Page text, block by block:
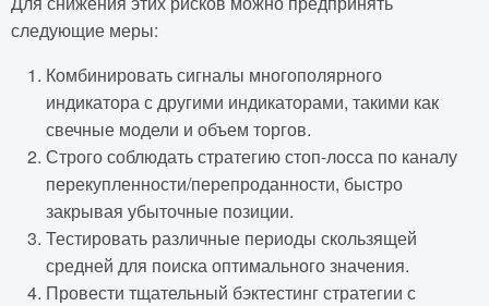
следующие меры:
Комбинировать сигналы многополярного
индикатора с другими индикаторами, такими как
свечные модели и объем торгов.
Строго соблюдать стратегию стоп-лосса по каналу
перекупленности/перепроданности, быстро
закрывая убыточные позиции.
Тестировать различные периоды скользящей
средней для поиска оптимального значения.
Провести тщательный бэктестинг стратегии с